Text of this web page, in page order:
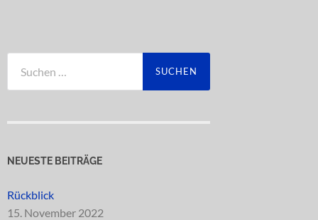
nach:
NEUESTE BEITRÄGE
Rückblick
15. November 2022